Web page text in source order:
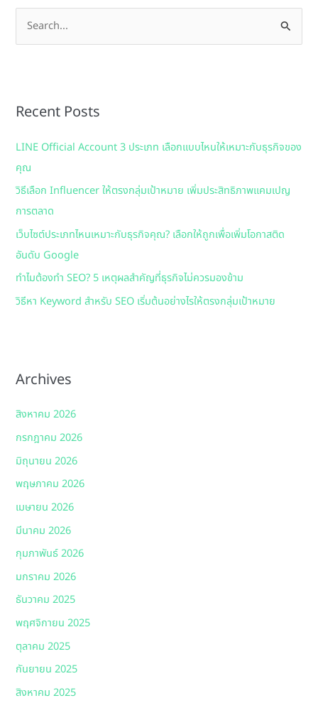
e
c
f
o
r
:
Recent Posts
LINE Official Account 3 ประเภท เลือกแบบไหนให้เหมาะกับธุรกิจของ
คุณ
วิธีเลือก Influencer ให้ตรงกลุ่มเป้าหมาย เพิ่มประสิทธิภาพแคมเปญ
การตลาด
เว็บไซต์ประเภทไหนเหมาะกับธุรกิจคุณ? เลือกให้ถูกเพื่อเพิ่มโอกาสติด
อันดับ Google
ทำไมต้องทำ SEO? 5 เหตุผลสำคัญที่ธุรกิจไม่ควรมองข้าม
วิธีหา Keyword สำหรับ SEO เริ่มต้นอย่างไรให้ตรงกลุ่มเป้าหมาย
Archives
สิงหาคม 2026
กรกฎาคม 2026
มิถุนายน 2026
พฤษภาคม 2026
เมษายน 2026
มีนาคม 2026
กุมภาพันธ์ 2026
มกราคม 2026
ธันวาคม 2025
พฤศจิกายน 2025
ตุลาคม 2025
กันยายน 2025
สิงหาคม 2025